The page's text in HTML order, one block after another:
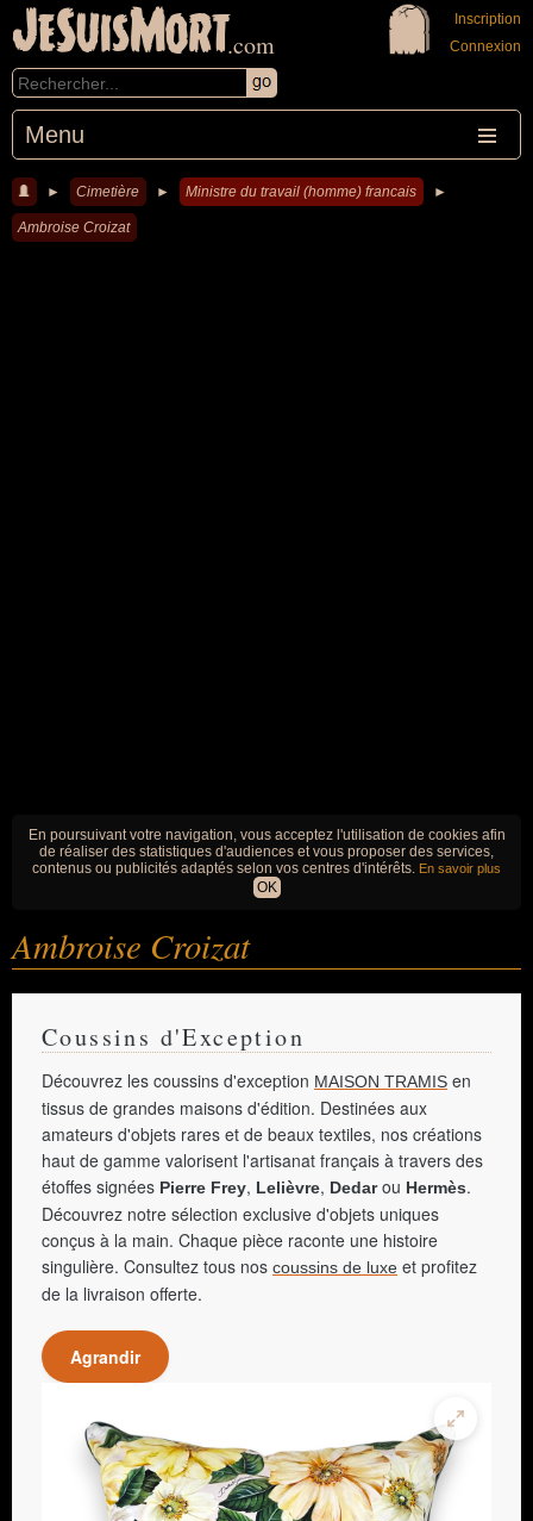
JeSuisMort.com
Menu
Inscription
Connexion
► Cimetière ► Ministre du travail (homme) francais ►
Ambroise Croizat
En poursuivant votre navigation, vous acceptez l'utilisation de cookies afin
de réaliser des statistiques d'audiences et vous proposer des services,
contenus ou publicités adaptés selon vos centres d'intérêts. En savoir plus
OK
Ambroise Croizat
Coussins d'Exception
Découvrez les coussins d'exception MAISON TRAMIS en
tissus de grandes maisons d'édition. Destinées aux
amateurs d'objets rares et de beaux textiles, nos créations
haut de gamme valorisent l'artisanat français à travers des
étoffes signées Pierre Frey, Lelièvre, Dedarou Hermès.
Découvrez notre sélection exclusive d'objets uniques
conçus à la main. Chaque pièce raconte une histoire
singulière. Consultez tous nos coussins de luxe et profitez
de la livraison offerte.
Agrandir